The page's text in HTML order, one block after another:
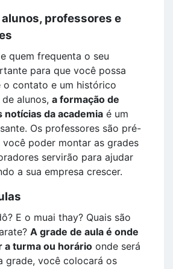
professores e
quem frequenta o seu
para que você possa
o contato e um histórico
alunos, a formação de
notícias da academia é um
Os professores são pré-
poder montar as grades
servirão para ajudar
a sua empresa crescer.
E o muai thay? Quais são
A grade de aula é onde
a turma ou horário onde será
grade, você colocará os